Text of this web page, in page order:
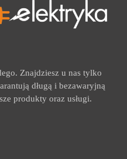
Znajdziesz u nas tylko
długą i bezawaryjną
produkty oraz usługi.